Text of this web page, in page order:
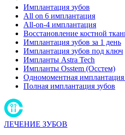
Имплантация зубов
All on 6 имплантация
All-on-4 имплантация
Восстановление костной
Имплантация зубов за 1 день
Имплантация зубов под ключ
Импланты Astra Tech
Импланты Osstem (Осстем)
Одномоментная имплантация
Полная имплантация зубов
ЛЕЧЕНИЕ ЗУБОВ